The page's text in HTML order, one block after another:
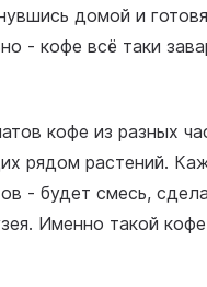
домой и
- кофе всё таки
кофе из разных
рядом растений.
- будет смесь,
Именно такой